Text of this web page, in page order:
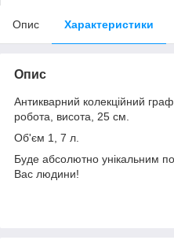
Опис Характеристики
Опис
Антикварний колекційний
робота, висота, 25 см.
Об'єм 1, 7 л.
Буде абсолютно унікальним
Вас людини!